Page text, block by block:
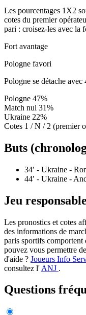
Les pourcentages 1X2
cotes du premier
pari : croisez-les avec la
Fort avantage
Pologne favori
Pologne se détache
Pologne 47%
Match nul 31%
Ukraine 22%
Cotes 1 / N / 2 (premier
Buts
34′ - Ukraine -
44′ - Ukraine -
Jeu responsable
Les pronostics et cotes
des informations de
paris sportifs comportent
pouvez vous permettre
d'aide ? Joueurs Info
consultez l' ANJ .
Questions